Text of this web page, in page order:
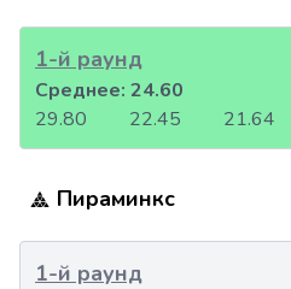
1-й раунд
29.80 22.45 21.64
Среднее: 24.60
Пираминкс
1-й раунд